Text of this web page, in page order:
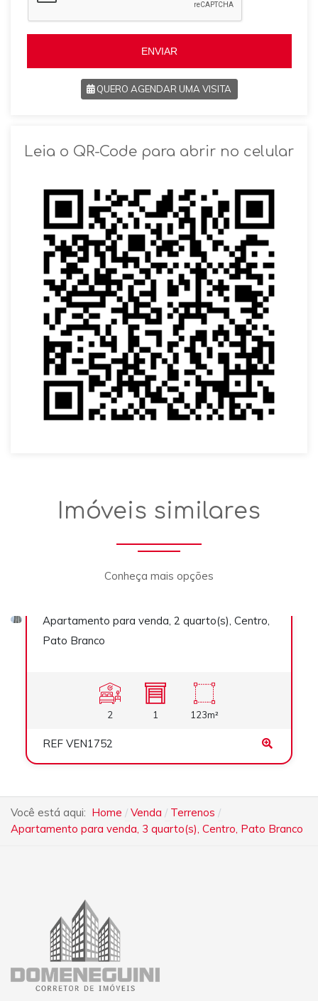
ENVIAR
QUERO AGENDAR UMA VISITA
Leia o QR-Code para abrir no celular
Imóveis similares
Conheça mais opções
Previous
R$ 870.000,00
Apartamento para venda, 2 quarto(s), Centro,
Pato Branco
2 1 123m²
REF VEN1752
Você está aqui: Home Venda
Terrenos
Apartamento para venda, 3 quarto(s), Centro, Pato Branco